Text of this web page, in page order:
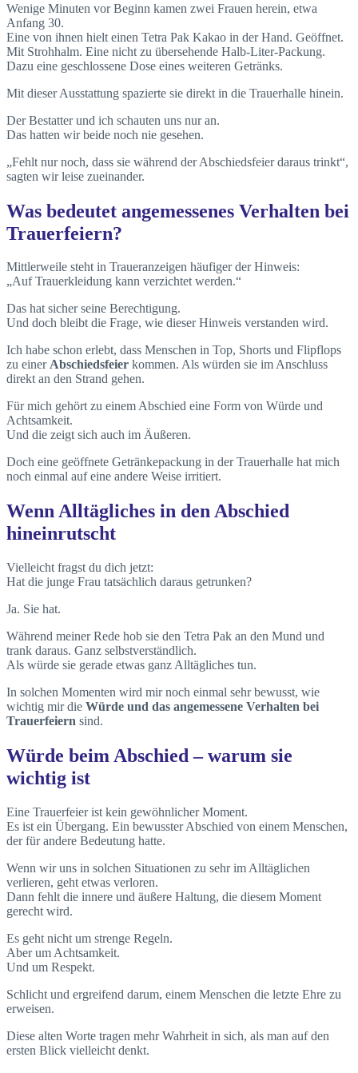
Wenige Minuten vor Beginn kamen zwei Frauen herein, etwa
Anfang 30.
Eine von ihnen hielt einen Tetra Pak Kakao in der Hand. Geöffnet.
Mit Strohhalm. Eine nicht zu übersehende Halb-Liter-Packung.
Dazu eine geschlossene Dose eines weiteren Getränks.
Mit dieser Ausstattung spazierte sie direkt in die Trauerhalle hinein.
Der Bestatter und ich schauten uns nur an.
Das hatten wir beide noch nie gesehen.
„Fehlt nur noch, dass sie während der Abschiedsfeier daraus trinkt“,
sagten wir leise zueinander.
Was bedeutet angemessenes Verhalten bei
Trauerfeiern?
Mittlerweile steht in Traueranzeigen häufiger der Hinweis:
„Auf Trauerkleidung kann verzichtet werden.“
Das hat sicher seine Berechtigung.
Und doch bleibt die Frage, wie dieser Hinweis verstanden wird.
Ich habe schon erlebt, dass Menschen in Top, Shorts und Flipflops
zu einerAbschiedsfeier kommen. Als würden sie im Anschluss
direkt an den Strand gehen.
Für mich gehört zu einem Abschied eine Form von Würde und
Achtsamkeit.
Und die zeigt sich auch im Äußeren.
Doch eine geöffnete Getränkepackung in der Trauerhalle hat mich
noch einmal auf eine andere Weise irritiert.
Wenn Alltägliches in den Abschied
hineinrutscht
Vielleicht fragst du dich jetzt:
Hat die junge Frau tatsächlich daraus getrunken?
Ja. Sie hat.
Während meiner Rede hob sie den Tetra Pak an den Mund und
trank daraus. Ganz selbstverständlich.
Als würde sie gerade etwas ganz Alltägliches tun.
In solchen Momenten wird mir noch einmal sehr bewusst, wie
wichtig mir die Würde und das angemessene Verhalten bei
Trauerfeiern sind.
Würde beim Abschied – warum sie
wichtig ist
Eine Trauerfeier ist kein gewöhnlicher Moment.
Es ist ein Übergang. Ein bewusster Abschied von einem Menschen,
der für andere Bedeutung hatte.
Wenn wir uns in solchen Situationen zu sehr im Alltäglichen
verlieren, geht etwas verloren.
Dann fehlt die innere und äußere Haltung, die diesem Moment
gerecht wird.
Es geht nicht um strenge Regeln.
Aber um Achtsamkeit.
Und um Respekt.
Schlicht und ergreifend darum, einem Menschen die letzte Ehre zu
erweisen.
Diese alten Worte tragen mehr Wahrheit in sich, als man auf den
ersten Blick vielleicht denkt.